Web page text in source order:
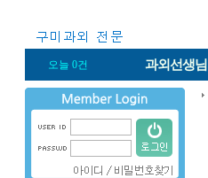
오늘 0건 과외선생님